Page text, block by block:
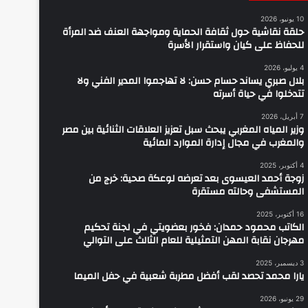
10 يونيو، 2026
حلقة نقاشية حول ثقافة الحماية ومواجهة العنف ضد المرأة
للحفاظ على كيان واستقرار الأسرة
4 يوليو، 2026
بلال صبري يساند حسام حسن: لا تهاجموا المدير الفني ولا
تتدخلوا في حياة أسرته
7 أبريل، 2026
وزير المياه المغربي يبحث سبل تعزيز العلاقات الثنائية بين مصر
والمغرب في مجال إدارة الموارد المائية
4 أكتوبر، 2025
زوجة أحمد العيسوى بعد تعرضه لوعكة صحية: خرج من
المستشفى وحالته مستقرة
16 أكتوبر، 2025
الكاتب محمود حمدان: فخور بعضويتي في لجنة تحكيم
مهرجان نقابة المهن التمثيلية للعام الثالث على التوالي
3 ديسمبر، 2025
يارا محمد تحصد لقب أفضل مطربة شعبية في حفل الميما
29 يونيو، 2026